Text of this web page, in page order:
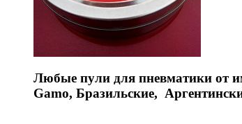
Любые пули для пневматики от
Gamo, Бразильские,